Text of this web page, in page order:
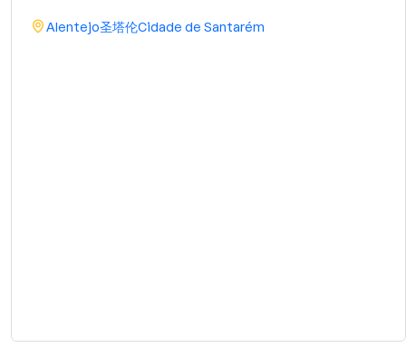
Alentejo圣塔伦Cidade de Santarém